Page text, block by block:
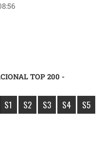
TOP 200 -
S1 S2 S3 S4 S5